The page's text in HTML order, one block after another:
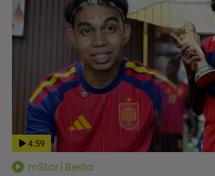
4:59
mStar | Berita